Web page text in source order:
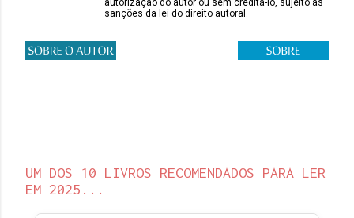
autorização do autor ou sem creditá-lo, sujeito às
sanções da lei do direito autoral.
UM DOS 10 LIVROS RECOMENDADOS PARA LER
EM 2025...